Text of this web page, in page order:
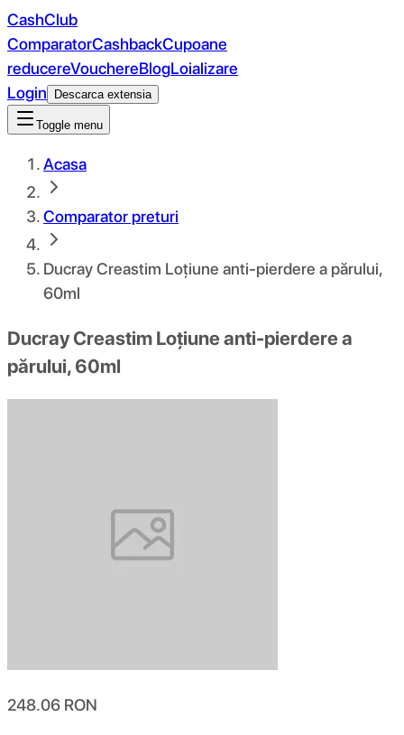
CashClub
ComparatorCashbackCupoane
reducereVouchereBlogLoializare
Login
Descarca extensia
Toggle menu
Acasa
Comparator preturi
Ducray Creastim Loțiune anti-pierdere a părului,
60ml
Ducray Creastim Loțiune anti-pierdere a
părului, 60ml
248.06 RON